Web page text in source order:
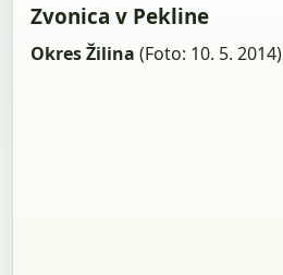
Zvonica v Pekline
Okres Žilina (Foto: 10. 5. 2014)